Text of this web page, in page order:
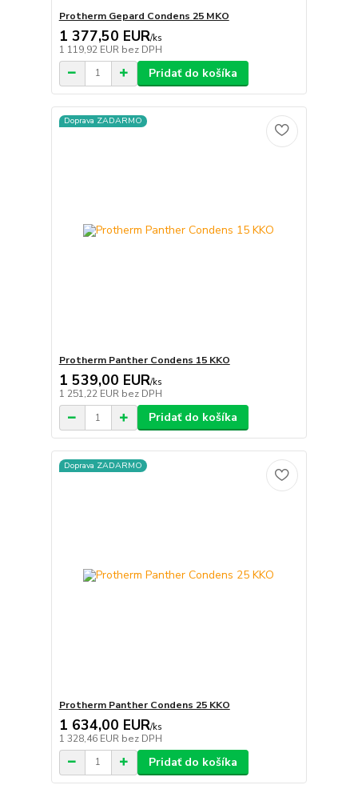
Protherm Gepard Condens 25 MKO
1 377,50 EUR/ks
1 119,92 EUR bez DPH
Pridať do košíka
Doprava ZADARMO
Protherm Panther Condens 15 KKO
1 539,00 EUR/ks
1 251,22 EUR bez DPH
Pridať do košíka
Doprava ZADARMO
Protherm Panther Condens 25 KKO
1 634,00 EUR/ks
1 328,46 EUR bez DPH
Pridať do košíka